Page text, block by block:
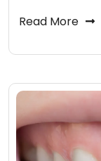
Read More